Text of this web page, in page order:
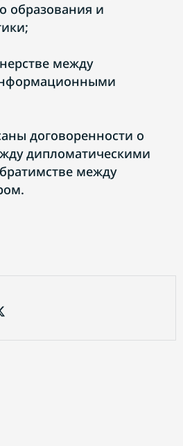
образования и
между
договоренности о
дипломатическими
между